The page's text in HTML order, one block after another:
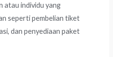
atau individu yang
seperti pembelian tiket
dan penyediaan paket